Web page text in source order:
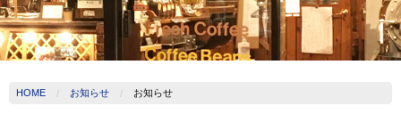
HOME お知らせ お知らせ